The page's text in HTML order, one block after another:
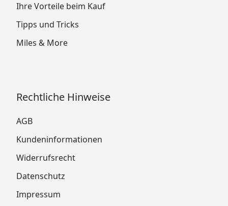
Ihre Vorteile beim Kauf
Tipps und Tricks
Miles & More
Rechtliche Hinweise
AGB
Kundeninformationen
Widerrufsrecht
Datenschutz
Impressum